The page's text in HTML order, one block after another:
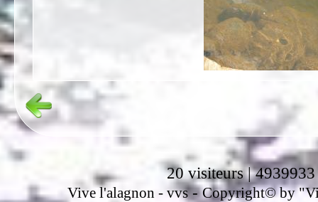
20 visiteurs | 4939933
Vive l'alagnon - vvs-Copyright© by